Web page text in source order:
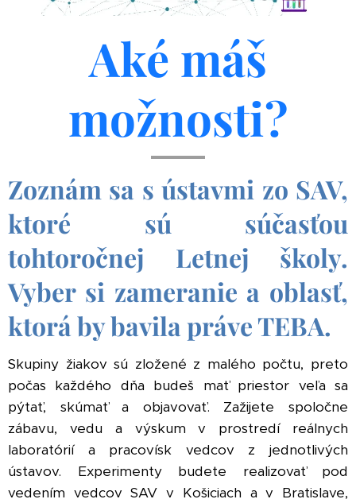
Aké máš
možnosti?
Zoznám sa s ústavmi zo SAV,
ktoré sú súčasťou
tohtoročnej Letnej školy.
Vyber si zameranie a oblasť,
ktorá by bavila práve TEBA.
Skupiny žiakov sú zložené z malého počtu, preto
počas každého dňa budeš mať priestor veľa sa
pýtať, skúmať a objavovať. Zažijete spoločne
zábavu, vedu a výskum v prostredí reálnych
laboratórií a pracovísk vedcov z jednotlivých
ústavov. Experimenty budete realizovať pod
vedením vedcov SAV v Košiciach a v Bratislave,